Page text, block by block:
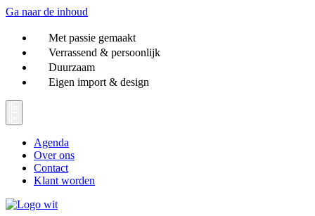
Ga naar de inhoud
Met passie gemaakt
Verrassend & persoonlijk
Duurzaam
Eigen import & design
Agenda
Over ons
Contact
Klant worden